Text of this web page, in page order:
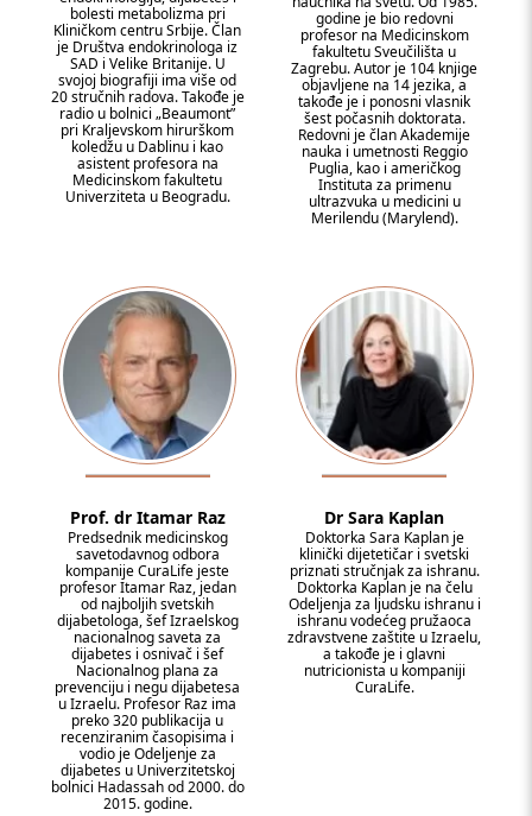
bolesti metabolizma pri
Kliničkom centru Srbije. Član
je Društva endokrinologa iz
SAD i Velike Britanije. U
svojoj biografiji ima više od
20 stručnih radova. Takođe je
radio u bolnici „Beaumont”
pri Kraljevskom hirurškom
koledžu u Dablinu i kao
asistent profesora na
Medicinskom fakultetu
Univerziteta u Beogradu.
godine je bio redovni
profesor na Medicinskom
fakultetu Sveučilišta u
Zagrebu. Autor je 104 knjige
objavljene na 14 jezika, a
takođe je i ponosni vlasnik
šest počasnih doktorata.
Redovni je član Akademije
nauka i umetnosti Reggio
Puglia, kao i američkog
Instituta za primenu
ultrazvuka u medicini u
Merilendu (Marylend).
Prof. dr Itamar Raz
Predsednik medicinskog
savetodavnog odbora
kompanije CuraLife jeste
profesor Itamar Raz, jedan
od najboljih svetskih
dijabetologa, šef Izraelskog
nacionalnog saveta za
dijabetes i osnivač i šef
Nacionalnog plana za
prevenciju i negu dijabetesa
u Izraelu. Profesor Raz ima
preko 320 publikacija u
recenziranim časopisima i
vodio je Odeljenje za
dijabetes u Univerzitetskoj
bolnici Hadassah od 2000. do
2015. godine.
Dr Sara Kaplan
Doktorka Sara Kaplan je
klinički dijetetičar i svetski
priznati stručnjak za ishranu.
Doktorka Kaplan je na čelu
Odeljenja za ljudsku ishranu i
ishranu vodećeg pružaoca
zdravstvene zaštite u Izraelu,
a takođe je i glavni
nutricionista u kompaniji
CuraLife.